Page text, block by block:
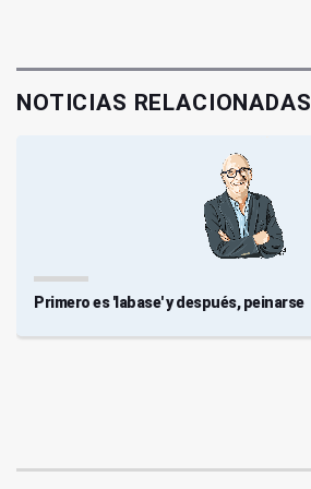
NOTICIAS RELACIONADAS
Primero es 'labase' y después, peinarse